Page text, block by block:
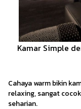
Kamar Simple
Cahaya warm bikin
relaxing, sangat
seharian.